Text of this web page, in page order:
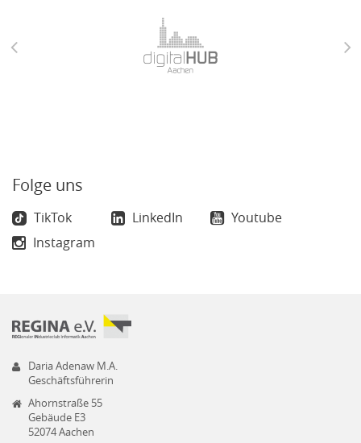
Folge uns
TikTok LinkedIn
Youtube
Instagram
Daria Adenaw M.A.
Geschäftsführerin
Ahornstraße 55
Gebäude E3
52074 Aachen